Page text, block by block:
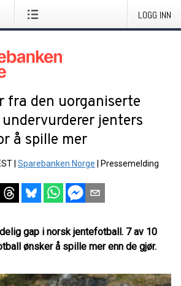
LOGG INN
fra den uorganiserte
jenters
å spille mer
Sparebanken Norge Pressemelding
gap i norsk jentefotball. 7 av 10
ønsker å spille mer enn de gjør.